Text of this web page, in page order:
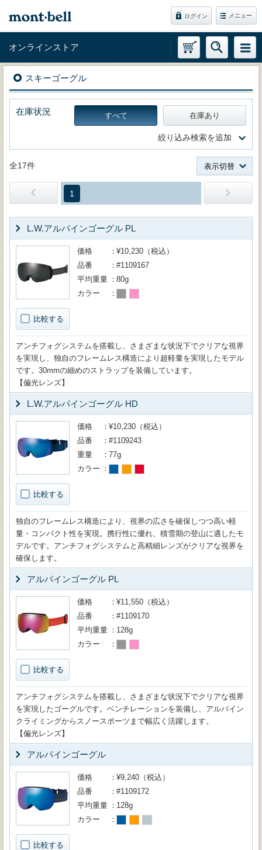
ログイン メニュー
オンラインストア
スキーゴーグル
在庫状況 すべて 在庫あり
絞り込み検索を追加
全17件 表示切替
1
L.W.アルパインゴーグル PL
比較する
価格
¥10,230（税込）
品番
#1109167
平均重量
80g
カラー
アンチフォグシステムを搭載し、さまざまな状況下でクリアな視界
を実現し、独自のフレームレス構造により超軽量を実現したモデル
です。30mmの細めのストラップを装備しています。
【偏光レンズ】
L.W.アルパインゴーグル HD
比較する
価格
¥10,230（税込）
品番
#1109243
重量
77g
カラー
独自のフレームレス構造により、視界の広さを確保しつつ高い軽
量・コンパクト性を実現。携行性に優れ、積雪期の登山に適したモ
デルです。アンチフォグシステムと高精細レンズがクリアな視界を
確保します。
アルパインゴーグル PL
比較する
価格
¥11,550（税込）
品番
#1109170
平均重量
128g
カラー
アンチフォグシステムを搭載し、さまざまな状況下でクリアな視界
を実現したゴーグルです。ベンチレーションを装備し、アルパイン
クライミングからスノースポーツまで幅広く活躍します。
【偏光レンズ】
アルパインゴーグル
比較する
価格
¥9,240（税込）
品番
#1109172
平均重量
128g
カラー